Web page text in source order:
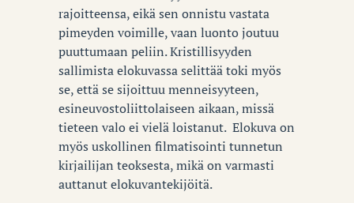
rajoitteensa, eikä sen onnistu vastata
pimeyden voimille, vaan luonto joutuu
puuttumaan peliin. Kristillisyyden
sallimista elokuvassa selittää toki myös
se, että se sijoittuu menneisyyteen,
esineuvostoliittolaiseen aikaan, missä
tieteen valo ei vielä loistanut. Elokuva on
myös uskollinen filmatisointi tunnetun
kirjailijan teoksesta, mikä on varmasti
auttanut elokuvantekijöitä.